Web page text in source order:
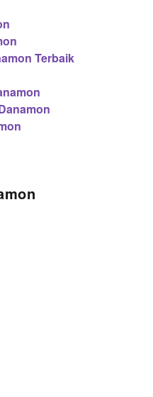
Terbaik